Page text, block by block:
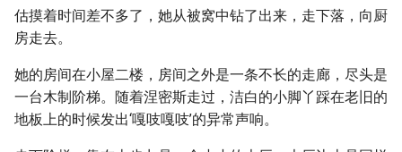
估摸着时间差不多了，她从被窝中钻了出来，走下落，向厨
房走去。
她的房间在小屋二楼，房间之外是一条不长的走廊，尽头是
一台木制阶梯。随着涅密斯走过，洁白的小脚丫踩在老旧的
地板上的时候发出‘嘎吱嘎吱’的异常声响。